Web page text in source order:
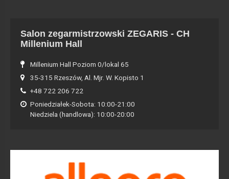
Salon zegarmistrzowski ZEGARIS - CH
Millenium Hall
Millenium Hall Poziom 0/lokal 65
35-315 Rzeszów, Al. Mjr. W. Kopisto 1
+48 722 206 722
Poniedziałek-Sobota: 10:00-21:00
Niedziela (handlowa): 10:00-20:00